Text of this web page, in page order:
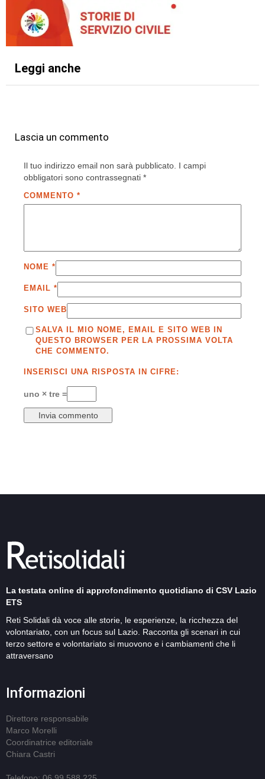
Leggi anche
Lascia un commento
Il tuo indirizzo email non sarà pubblicato. I campi
obbligatori sono contrassegnati *
COMMENTO *
NOME *
EMAIL *
SITO WEB
SALVA IL MIO NOME, EMAIL E SITO WEB IN
QUESTO BROWSER PER LA PROSSIMA VOLTA
CHE COMMENTO.
INSERISCI UNA RISPOSTA IN CIFRE:
uno × tre =
La testata online di approfondimento quotidiano di CSV Lazio
ETS
Reti Solidali dà voce alle storie, le esperienze, la ricchezza del
volontariato, con un focus sul Lazio. Racconta gli scenari in cui
terzo settore e volontariato si muovono e i cambiamenti che li
attraversano
Informazioni
Direttore responsabile
Marco Morelli
Coordinatrice editoriale
Chiara Castri